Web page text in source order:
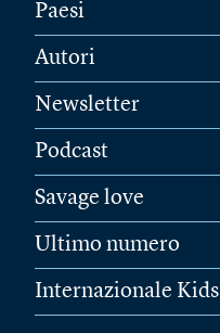
Paesi
Autori
Newsletter
Podcast
Savage love
Ultimo numero
Internazionale Kids